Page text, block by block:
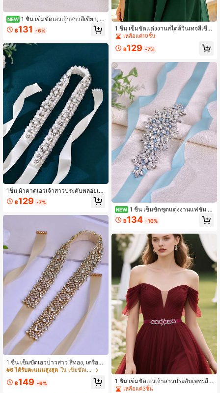
NEW 1 ชิ้น เข็มขัดเอวเจ้าสาวสีเขียว, อุ
ปกรณ์เสริมเอวสำหรับเพื่อนเจ้าสาว, เข็
มขัดเอวสำหรับชุดงานปาร์ตี้บอลและงา
฿131 -6%
1ชิ้น ผ้าคาดเอวเจ้าสาวประดับพลอยเที
ยมสีเงินหรูหรา, เข็มขัดชุดแต่งงานประ
ดับไข่มุก, เหมาะสำหรับชุดทางการสตร
฿129 -7%
1 ชิ้น เข็มขัดเอวบ่าวสาว สีทอง, เครื่อง
ประดับเอวชุดราตรีคลาสสิกสำหรับสตรี,
อุปกรณ์เสริมเครื่องประดับร่างกายสำหรั
บงานปาร์ตี้ งานเลี้ยง และชุดราตรีทาง
#6 ได้รับคะแนนสูงสุด ใน เข็มขัดเจ้าสาว
฿149 -6%
1 ชิ้น เข็มขัดแต่งงานสไตล์วินเทจสีเขีย
ว, เข็มขัดรัดเอวผู้หญิงที่ประณีต, อุปกร
ตี้ที่เป็นทางการ, โอกาสพิเศษ, ชุดเจ้าสา
เหลือแค่10ชิ้น
฿129 -7%
NEW 1 ชิ้น เข็มขัดชุดแต่งงานแฟชั่น ต
กแต่งด้วยมุกสีฟ้าอ่อน เข็มขัดเอวประดั
บด้วยคริสตัลทำด้วยมือ เหมาะสำหรับง
฿134 -10%
1 ชิ้น เข็มขัดเอวเจ้าสาวประดับเพชรสีแ
ดงเบอร์กันดี, เครื่องประดับเอวที่ปรับได้,
เหลือแค่3ชิ้น